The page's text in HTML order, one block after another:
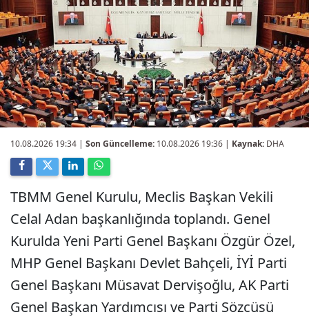
10.08.2026 19:34 | Son Güncelleme: 10.08.2026 19:36 | Kaynak: DHA
TBMM Genel Kurulu, Meclis Başkan Vekili
Celal Adan başkanlığında toplandı. Genel
Kurulda Yeni Parti Genel Başkanı Özgür Özel,
MHP Genel Başkanı Devlet Bahçeli, İYİ Parti
Genel Başkanı Müsavat Dervişoğlu, AK Parti
Genel Başkan Yardımcısı ve Parti Sözcüsü